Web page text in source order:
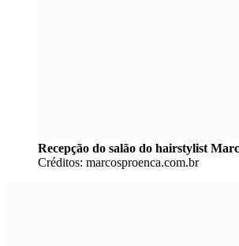
Recepção do salão do hairstylist
Créditos: marcosproenca.com.br